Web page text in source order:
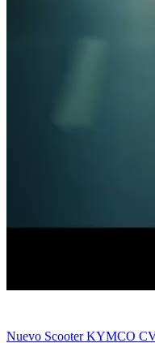
Nuevo Scooter KYMCO